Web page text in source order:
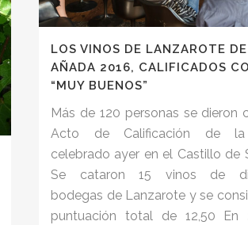
LOS VINOS DE LANZAROTE
AÑADA 2016, CALIFICADOS
“MUY BUENOS”
Más de 120 personas se dieron
Acto de Calificación de la
celebrado ayer en el Castillo de
Se cataron 15 vinos de
bodegas de Lanzarote y se
puntuación total de 12,50 En